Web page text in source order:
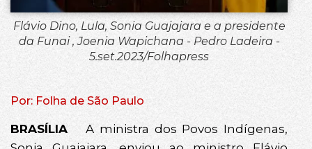
Flávio Dino, Lula, Sonia Guajajara e a presidente
da Funai , Joenia Wapichana - Pedro Ladeira -
5.set.2023/Folhapress
Por: Folha de São Paulo
BRASÍLIAA ministra dos Povos Indígenas,